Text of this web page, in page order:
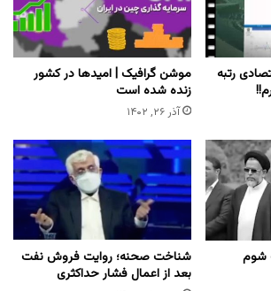
رتبه
‏موشن گرافیک | امیدها در کشور
زنده شده است
آذر ۲۶, ۱۴۰۲
شوم
شناخت صحنه؛ روایت فروش نفت
بعد از اعمال فشار حداکثری